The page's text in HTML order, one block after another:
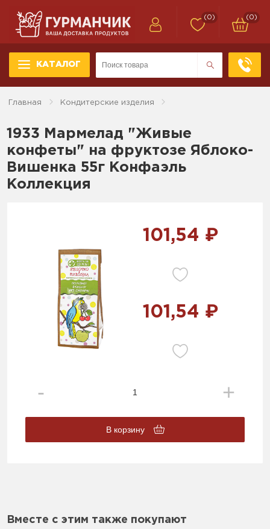
КАТАЛОГ
(0) (0)
Главная Кондитерские изделия
1933 Мармелад "Живые
конфеты" на фруктозе Яблоко-
Вишенка 55г Конфаэль
Коллекция
101,54 ₽
101,54 ₽
В корзину
Вместе с этим также покупают